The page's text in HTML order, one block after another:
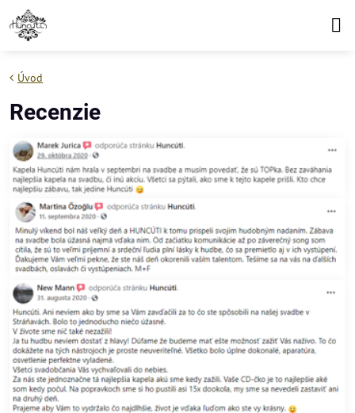
Úvod
Recenzie